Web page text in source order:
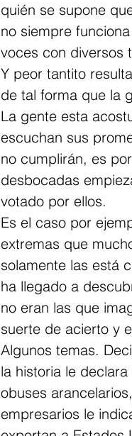
quién se supone
no siempre
voces con diversos
Y peor tantito
de tal forma que la
La gente esta
escuchan sus
no cumplirán, es
desbocadas
votado por ellos.
Es el caso por
extremas que
solamente las está
ha llegado a
no eran las que
suerte de acierto y
Algunos temas.
la historia le
obuses
empresarios le